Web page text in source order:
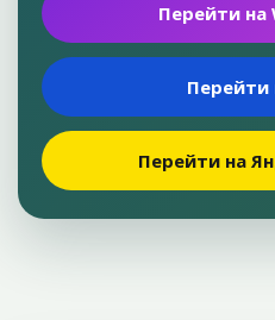
Перейти на
Перейти
Перейти на